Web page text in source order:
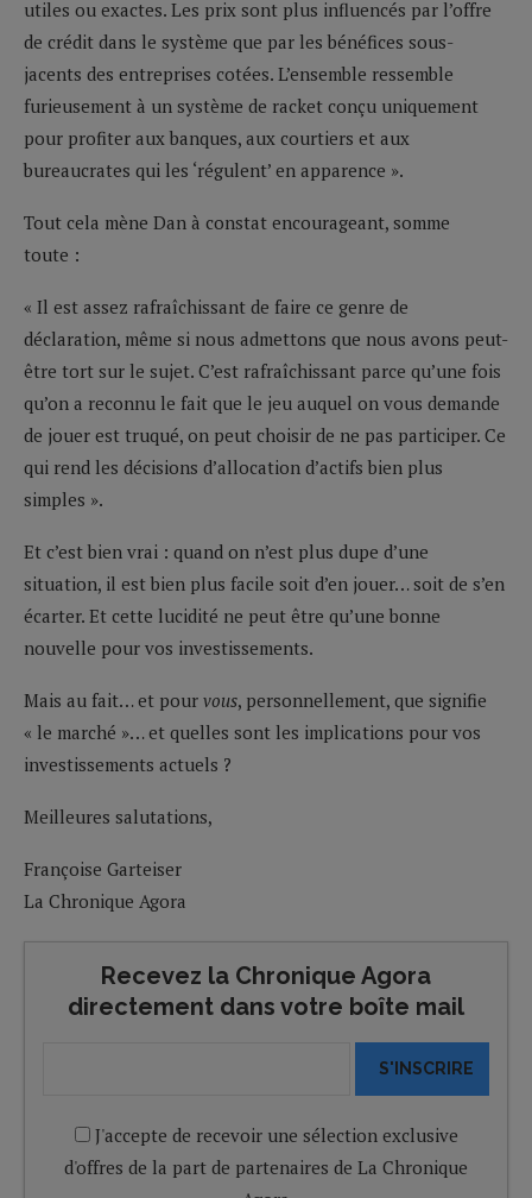
utiles ou exactes. Les prix sont plus influencés par l’offre
de crédit dans le système que par les bénéfices sous-
jacents des entreprises cotées. L’ensemble ressemble
furieusement à un système de racket conçu uniquement
pour profiter aux banques, aux courtiers et aux
bureaucrates qui les ‘régulent’ en apparence ».
Tout cela mène Dan à constat encourageant, somme
toute :
« Il est assez rafraîchissant de faire ce genre de
déclaration, même si nous admettons que nous avons peut-
être tort sur le sujet. C’est rafraîchissant parce qu’une fois
qu’on a reconnu le fait que le jeu auquel on vous demande
de jouer est truqué, on peut choisir de ne pas participer. Ce
qui rend les décisions d’allocation d’actifs bien plus
simples ».
Et c’est bien vrai : quand on n’est plus dupe d’une
situation, il est bien plus facile soit d’en jouer… soit de s’en
écarter. Et cette lucidité ne peut être qu’une bonne
nouvelle pour vos investissements.
Mais au fait… et pour vous, personnellement, que signifie
« le marché »… et quelles sont les implications pour vos
investissements actuels ?
Meilleures salutations,
Françoise Garteiser
La Chronique Agora
Recevez la Chronique Agora
directement dans votre boîte mail
S'INSCRIRE
J'accepte de recevoir une sélection exclusive
d'offres de la part de partenaires de La Chronique